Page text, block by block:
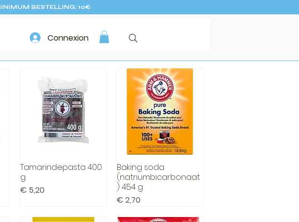
BESTELLING: 10€
Connexion
Snel overzicht
Tamarindepasta 400
g
Prijs
€ 5,20
Snel overzicht
Baking soda
(natriumbicarbonaat
) 454 g
Prijs
€ 2,70